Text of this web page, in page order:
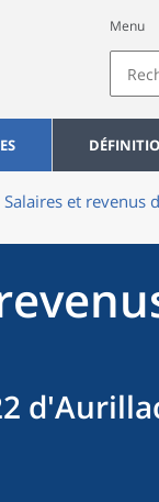
Menu
Salaires et revenus